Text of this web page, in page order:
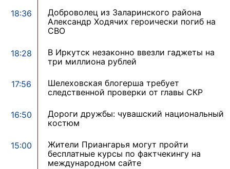
18:36
Доброволец из Заларинского района
Александр Ходячих героически погиб на
СВО
18:28
В Иркутск незаконно ввезли гаджеты на
три миллиона рублей
17:56
Шелеховская блогерша требует
следственной проверки от главы СКР
16:50
Дороги дружбы: чувашский национальный
костюм
15:00
Жители Приангарья могут пройти
бесплатные курсы по фактчекингу на
международном сайте